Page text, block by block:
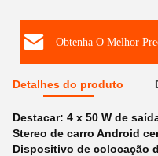
Obtenha O Melhor
Detalhes do produto
Destacar: 4 x 50 W de
Stereo de carro Android
Dispositivo de colocação